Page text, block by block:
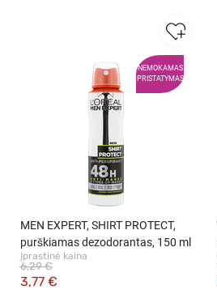
NEMOKAMAS
PRISTATYMAS
MEN EXPERT, SHIRT PROTECT,
purškiamas dezodorantas, 150 ml
Įprastinė kaina
3,77 €
6,29 €